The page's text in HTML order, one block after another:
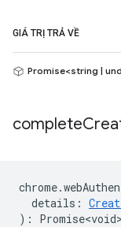
GIÁ TRỊ TRẢ VỀ
Promise<string |
complete
chrome.
details :
) : Promise<void>